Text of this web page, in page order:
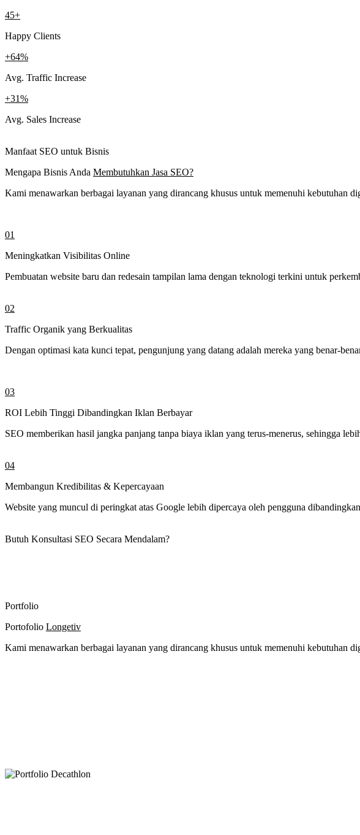
45+
Happy Clients
+64%
Avg. Traffic Increase
+31%
Avg. Sales Increase
Manfaat SEO untuk Bisnis
Mengapa Bisnis Anda Membutuhkan Jasa SEO?
Kami menawarkan berbagai layanan yang dirancang khusus untuk memenuhi kebutuhan
01
Meningkatkan Visibilitas Online
Pembuatan website baru dan redesain tampilan lama dengan teknologi terkini untuk
02
Traffic Organik yang Berkualitas
Dengan optimasi kata kunci tepat, pengunjung yang datang adalah mereka yang benar-
03
ROI Lebih Tinggi Dibandingkan Iklan Berbayar
SEO memberikan hasil jangka panjang tanpa biaya iklan yang terus-menerus, sehingga
04
Membangun Kredibilitas & Kepercayaan
Website yang muncul di peringkat atas Google lebih dipercaya oleh pengguna
Butuh Konsultasi SEO Secara Mendalam?
Portfolio
Portofolio Longetiv
Kami menawarkan berbagai layanan yang dirancang khusus untuk memenuhi kebutuhan